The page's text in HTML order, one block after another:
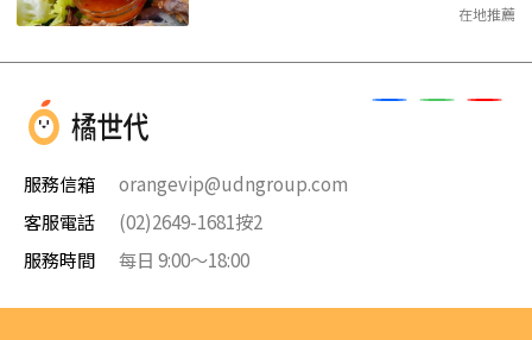
在地推薦
服務信箱
orangevip@udngroup.com
客服電話
(02)2649-1681按2
服務時間
每日 9:00～18:00